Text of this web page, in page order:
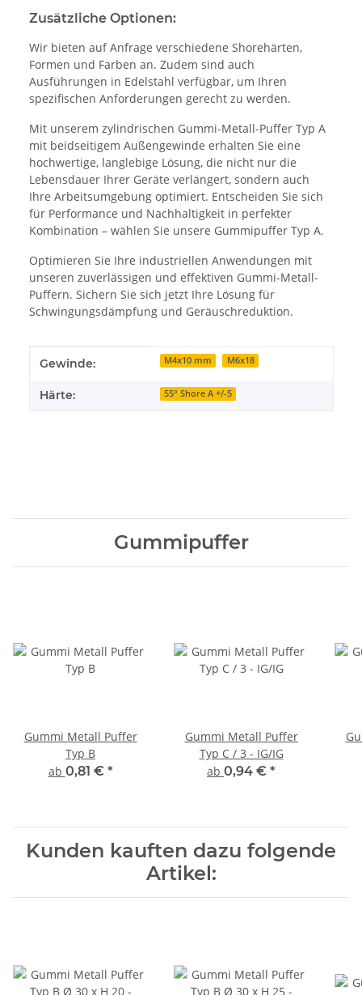
Zusätzliche Optionen:
Wir bieten auf Anfrage verschiedene Shorehärten,
Formen und Farben an. Zudem sind auch
Ausführungen in Edelstahl verfügbar, um Ihren
spezifischen Anforderungen gerecht zu werden.
Mit unserem zylindrischen Gummi-Metall-Puffer Typ A
mit beidseitigem Außengewinde erhalten Sie eine
hochwertige, langlebige Lösung, die nicht nur die
Lebensdauer Ihrer Geräte verlängert, sondern auch
Ihre Arbeitsumgebung optimiert. Entscheiden Sie sich
für Performance und Nachhaltigkeit in perfekter
Kombination – wählen Sie unsere Gummipuffer Typ A.
Optimieren Sie Ihre industriellen Anwendungen mit
unseren zuverlässigen und effektiven Gummi-Metall-
Puffern. Sichern Sie sich jetzt Ihre Lösung für
Schwingungsdämpfung und Geräuschreduktion.
Produkteigenschaft
Wert
Gewinde: M4x10 mm M6x18
Härte: 55° Shore A +/-5
Gummipuffer
Gummi Metall Puffer
Typ B
ab 0,81 € *
Gummi Metall Puffer
Typ C / 3 - IG/IG
ab 0,94 € *
Kunden kauften dazu folgende
Artikel: